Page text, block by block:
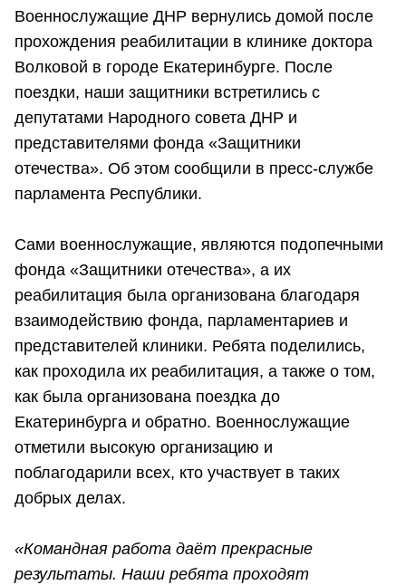
Военнослужащие ДНР вернулись домой после
прохождения реабилитации в клинике доктора
Волковой в городе Екатеринбурге. После
поездки, наши защитники встретились с
депутатами Народного совета ДНР и
представителями фонда «Защитники
отечества». Об этом сообщили в пресс-службе
парламента Республики.
Сами военнослужащие, являются подопечными
фонда «Защитники отечества», а их
реабилитация была организована благодаря
взаимодействию фонда, парламентариев и
представителей клиники. Ребята поделились,
как проходила их реабилитация, а также о том,
как была организована поездка до
Екатеринбурга и обратно. Военнослужащие
отметили высокую организацию и
поблагодарили всех, кто участвует в таких
добрых делах.
«Командная работа даёт прекрасные
результаты. Наши ребята проходят